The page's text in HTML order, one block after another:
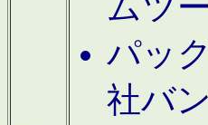
パッ
社バ